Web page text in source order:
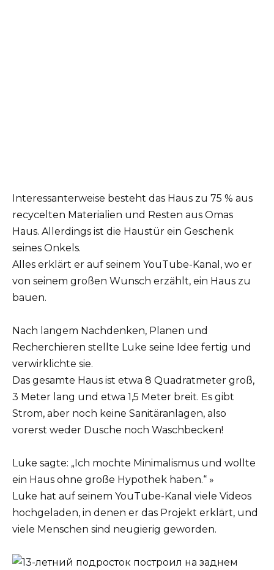
Interessanterweise besteht das Haus zu 75 % aus
recycelten Materialien und Resten aus Omas
Haus. Allerdings ist die Haustür ein Geschenk
seines Onkels.
Alles erklärt er auf seinem YouTube-Kanal, wo er
von seinem großen Wunsch erzählt, ein Haus zu
bauen.
Nach langem Nachdenken, Planen und
Recherchieren stellte Luke seine Idee fertig und
verwirklichte sie.
Das gesamte Haus ist etwa 8 Quadratmeter groß,
3 Meter lang und etwa 1,5 Meter breit. Es gibt
Strom, aber noch keine Sanitäranlagen, also
vorerst weder Dusche noch Waschbecken!
Luke sagte: „Ich mochte Minimalismus und wollte
ein Haus ohne große Hypothek haben.“ »
Luke hat auf seinem YouTube-Kanal viele Videos
hochgeladen, in denen er das Projekt erklärt, und
viele Menschen sind neugierig geworden.